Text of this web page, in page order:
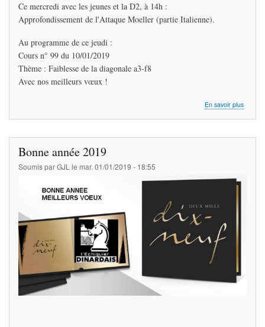
Ce mercredi avec les jeunes et la D2, à 14h :
Approfondissement de l'Attaque Moeller (partie Italienne).
Au programme de ce jeudi :
Cours n° 99 du 10/01/2019
Thème : Faiblesse de la diagonale a3-f8
Avec nos meilleurs vœux !
En savoir plussur
Bonne année 2019
Soumis parGJL le mar. 01/01/2019 - 18:55